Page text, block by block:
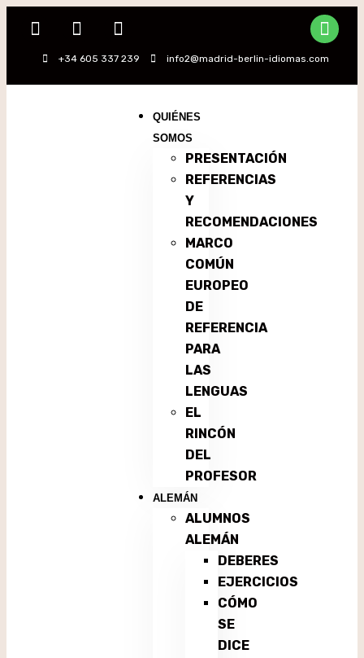
+34 605 337 239 info2@madrid-berlin-idiomas.com
QUIÉNES
SOMOS
PRESENTACIÓN
REFERENCIAS
Y
RECOMENDACIONES
MARCO
COMÚN
EUROPEO
DE
REFERENCIA
PARA
LAS
LENGUAS
EL
RINCÓN
DEL
PROFESOR
ALEMÁN
ALUMNOS
ALEMÁN
DEBERES
EJERCICIOS
CÓMO
SE
DICE